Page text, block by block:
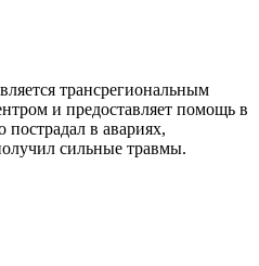
трансрегиональным
и предоставляет помощь в
пострадал в авариях,
сильные травмы.